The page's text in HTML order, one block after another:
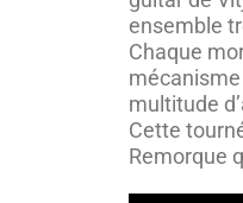
ensemble
Chaque
mécanisme
multitude
Cette
Remorque